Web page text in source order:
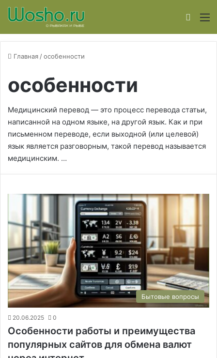
Главная /особенности
особенности
Медицинский перевод — это процесс перевода статьи,
написанной на одном языке, на другой язык. Как и при
письменном переводе, если выходной (или целевой)
язык является разговорным, такой перевод называется
медицинским. …
Бытовые вопросы
20.06.2025 0
Особенности работы и преимущества
популярных сайтов для обмена валют